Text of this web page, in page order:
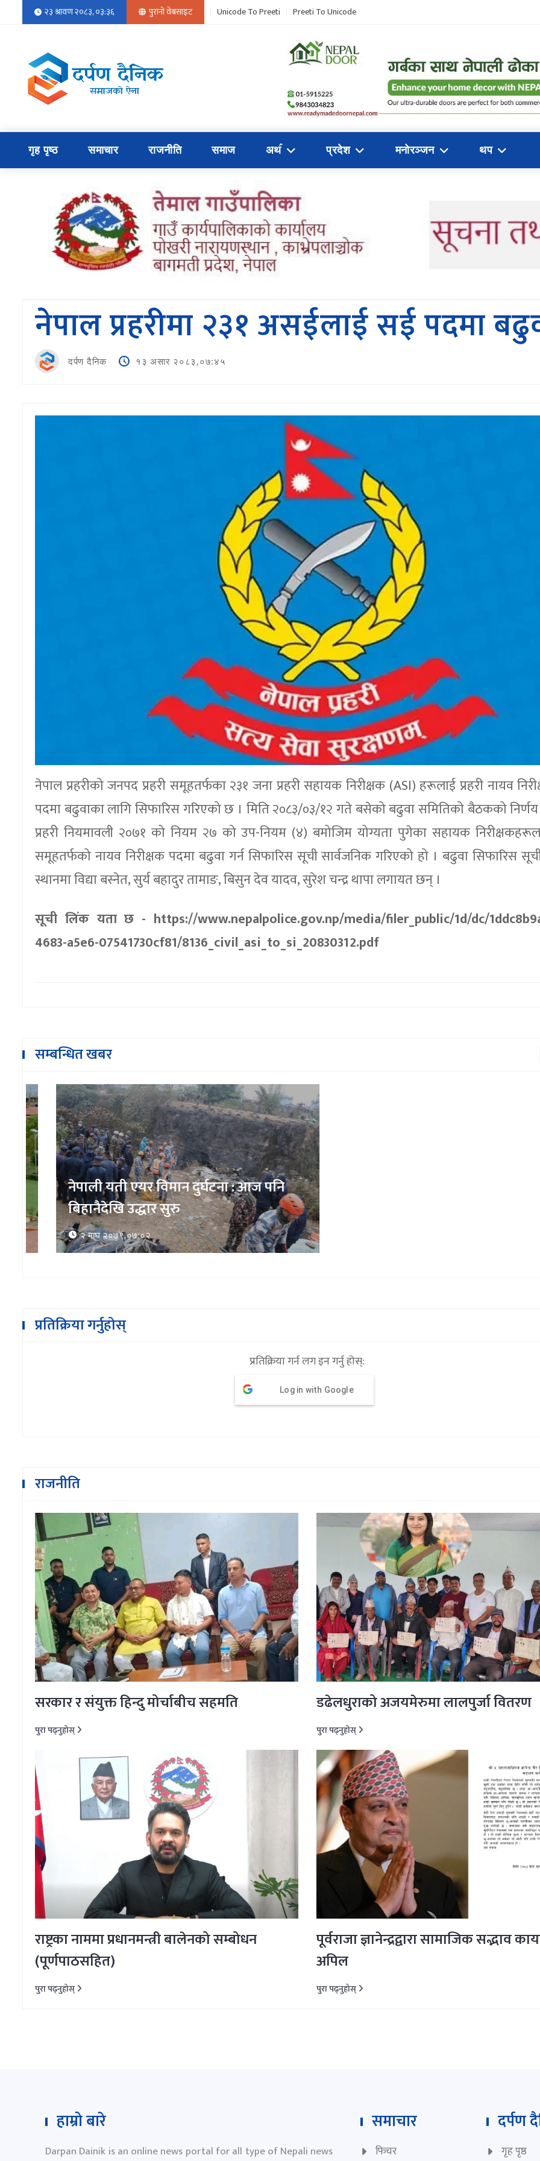
२३ श्रावण २०८३, ०३:३६ पुरानो वेबसाइट Unicode To Preeti Preeti To Unicode
गृह पृष्ठ समाचार राजनीति समाज अथ॔ प्रदेश मनोरञ्जन थप
नेपाल प्रहरीमा २३१ असईलाई सई पदमा
दर्पण दैनिक १३ असार २०८३,०७:४५
नेपाल प्रहरीको जनपद प्रहरी समूहतर्फका २३१ जना प्रहरी सहायक निरीक्षक (ASI) हरूलाई प्रहरी नायव
पदमा बढुवाका लागि सिफारिस गरिएको छ । मिति २०८३/०३/१२ गते बसेको बढुवा समितिको बैठकको
प्रहरी नियमावली २०७१ को नियम २७ को उप-नियम (४) बमोजिम योग्यता पुगेका सहायक
समूहतर्फको नायव निरीक्षक पदमा बढुवा गर्न सिफारिस सूची सार्वजनिक गरिएको हो । बढुवा सिफारिस
स्थानमा विद्या बस्नेत, सुर्य बहादुर तामाङ, बिसुन देव यादव, सुरेश चन्द्र थापा लगायत छन् ।
सूची लिंक यता छ - https://www.nepalpolice.gov.np/media/filer_public/1d/dc/
4683-a5e6-07541730cf81/8136_civil_asi_to_si_20830312.pdf
सम्बन्धित खबर
नेपाली यती एयर विमान दुर्घटना : आज पनि
बिहानैदेखि उद्धार सुरु
२ माघ २०७९,०७:०२
प्रतिक्रिया गर्नुहोस्
प्रतिक्रिया गर्न लग इन गर्नु होस्:
Log in with Google
राजनीति
सरकार र संयुक्त हिन्दु मोर्चाबीच सहमति
पुरा पढ्नुहोस्
डढेलधुराको अजयमेरुमा लालपुर्जा वितरण
पुरा पढ्नुहोस्
राष्ट्रका नाममा प्रधानमन्त्री बालेनको सम्बोधन
(पूर्णपाठसहित)
पुरा पढ्नुहोस्
पूर्वराजा ज्ञानेन्द्रद्वारा सामाजिक सद्भाव
अपिल
पुरा पढ्नुहोस्
हाम्रो बारे
Darpan Dainik is an online news portal for all type of Nepali news
समाचार
फिचर
दर्पण
गृह पृष्ठ